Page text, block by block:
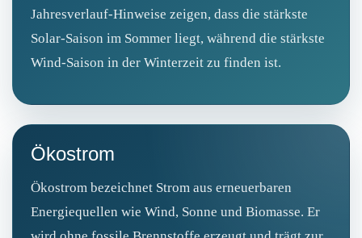
Jahresverlauf‑Hinweise zeigen, dass die stärkste
Solar‑Saison im Sommer liegt, während die stärkste
Wind‑Saison in der Winterzeit zu finden ist.
Ökostrom
Ökostrom bezeichnet Strom aus erneuerbaren
Energiequellen wie Wind, Sonne und Biomasse. Er